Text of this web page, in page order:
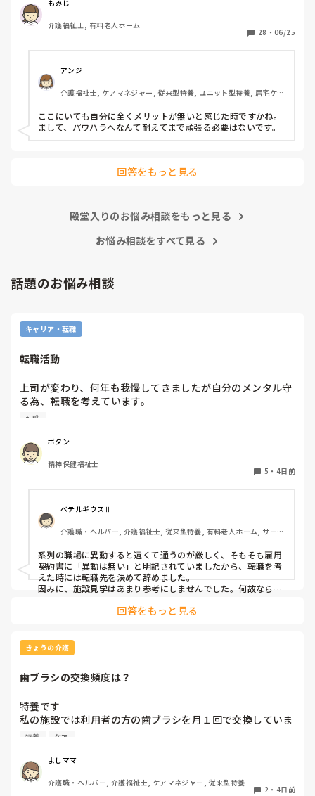
あり、機嫌が悪いと理不尽に叱られる
みたいなとこがあり凹んだりしてました。
6月入社して最初は違い過ぎる事ばかりで
戸惑い、仕事を覚えるのが大変でしたが、
介護の仕事だけに集中出来る今の職場は
有難いなと感謝しています。
皆さんの転職する決め手は何ですか？
もみじ
介護福祉士, 有料老人ホーム
28 ・ 06/25
アンジ
介護福祉士, ケアマネジャー, 従来型特養, ユニット型特養, 居宅ケア
ここにいても自分に全くメリットが無いと感じた時ですかね。
まして、パワハラへなんて耐えてまで頑張る必要はないです。
回答をもっと見る
殿堂入りのお悩み相談をもっと見る
お悩み相談をすべて見る
話題のお悩み相談
キャリア・転職
転職活動
上司が変わり、何年も我慢してきましたが自分のメンタル守
る為、転職を考えています。
納得できる仕事に出会うまでの間
②系列の他職場に移動する
皆さんならどうしますか？
転職
ボタン
精神保健福祉士
5 ・ 4日前
ベテルギウスⅡ
介護職・ヘルパー, 介護福祉士, 従来型特養, 有料老人ホーム, サービ
ット型特養
系列の職場に異動すると遠くて通うのが厳しく、そもそも雇用
契約書に「異動は無い」と明記されていましたから、転職を考
えた時には転職先を決めて辞めました。
因みに、施設見学はあまり参考にしませんでした。何故なら、
断出来ないからです。職場の人間関係は働いてみないと分かり
回答をもっと見る
きょうの介護
歯ブラシの交換頻度は？
特養です
私の施設では利用者の方の歯ブラシを月１回で交換していま
す、みなさんのところはどれくらいの頻度で交換されていま
特養 ケア
よしママ
介護職・ヘルパー, 介護福祉士, ケアマネジャー, 従来型特養
2 ・ 4日前